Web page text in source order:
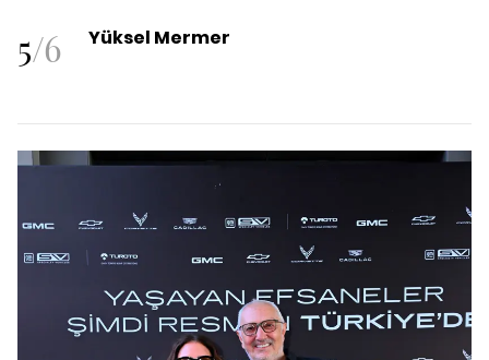
5/6 Yüksel Mermer